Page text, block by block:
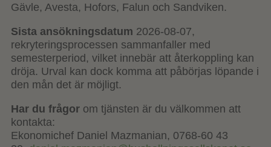
Gävle, Avesta, Hofors, Falun och Sandviken.
Sista ansökningsdatum 2026-08-07,
rekryteringsprocessen sammanfaller med
semesterperiod, vilket innebär att återkoppling kan
dröja. Urval kan dock komma att påbörjas löpande i
den mån det är möjligt.
Har du frågor om tjänsten är du välkommen att
kontakta:
Ekonomichef Daniel Mazmanian, 0768-60 43